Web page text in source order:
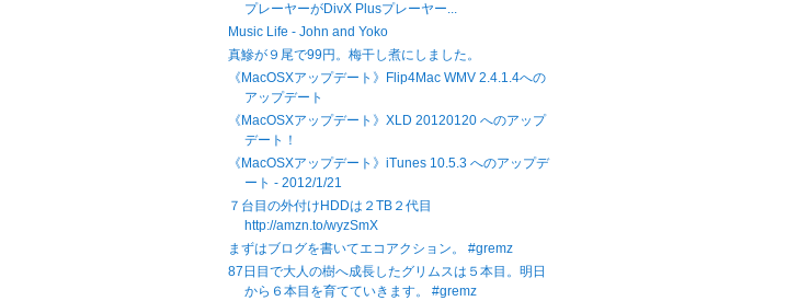
プレーヤーがDivX Plusプレーヤー...
Music Life - John and Yoko
真鰺が９尾で99円。梅干し煮にしました。
《MacOSXアップデート》Flip4Mac WMV 2.4.1.4への
アップデート
《MacOSXアップデート》XLD 20120120 へのアップ
デート！
《MacOSXアップデート》iTunes 10.5.3 へのアップデ
ート - 2012/1/21
７台目の外付けHDDは２TB２代目
http://amzn.to/wyzSmX
まずはブログを書いてエコアクション。 #gremz
87日目で大人の樹へ成長したグリムスは５本目。明日
から６本目を育てていきます。 #gremz